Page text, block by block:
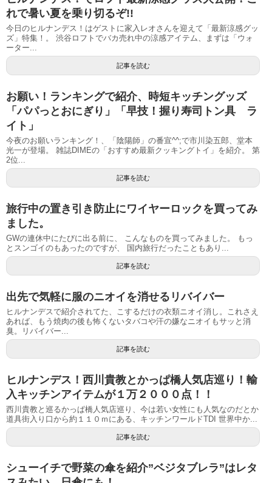
れで暑い夏を乗り切るぞ!!
今日のヒルナンデス！はゲストに家入レオさんを迎えて「最新涼感グッ
ズ」特集！。 渋谷ロフトでバカ売れ中の涼感アイテム、まずは「ウォ
ーター...
記事を読む
お願い！ランキングで紹介、時短キッチングッズ
「パパっとおにぎり」「早技！握り寿司トン具 ラ
イト」
今夜のお願いランキング！、「陰陽師」の番宣^^;で市川染五郎、堂本
光一が登場。 雑誌DIMEの「おすすめ最新クッキングトイ」を紹介。 第
2位...
記事を読む
旅行中の置き引き防止にワイヤーロックを買ってみ
ました。
GWの連休中にたびに出る前に、 こんなものを買ってみました。 もっ
とスンゴイのもあったのですが、 国内旅行だったこともあり...
記事を読む
出先で気軽に服のニオイを消せるリバイバー
ヒルナンデスで紹介されてた、こするだけの衣類ニオイ消し。これさえ
あれば、もう焼肉の後も怖くないタバコや汗の嫌なニオイもサッと消
臭。リバイバー...
記事を読む
ヒルナンデス！西川貴教とかっぱ橋人気店巡り！輸
入キッチンアイテムが１万２０００点！！
西川貴教と巡るかっぱ橋人気店巡り、今は若い女性にも人気なのだとか
道具街入り口から約１１０ｍにある、キッチンワールドTDI 世界中か...
記事を読む
シューイチで野菜の傘を紹介”ベジタブレラ”はレタ